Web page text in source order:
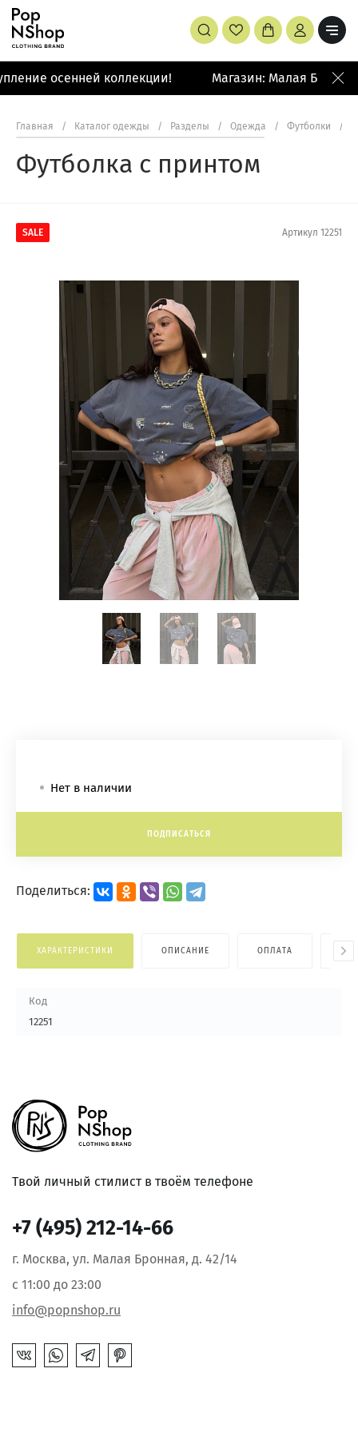
осенней коллекции! Магазин: Малая
Главная / Каталог одежды / Разделы / Одежда / Футболки /
Футболка с принтом
SALE Артикул 12251
Нет в наличии
ПОДПИСАТЬСЯ
Поделиться:
ХАРАКТЕРИСТИКИ ОПИСАНИЕ ОПЛАТА
Код
12251
Твой личный стилист в твоём телефоне
+7 (495) 212-14-66
г. Москва, ул. Малая Бронная, д. 42/14
с 11:00 до 23:00
info@popnshop.ru